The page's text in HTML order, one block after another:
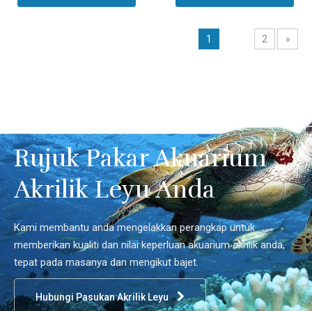
1 2 »
Rujuk Pakar Akuarium
Akrilik Leyu Anda
Kami membantu anda mengelakkan perangkap untuk
memberikan kualiti dan nilai keperluan akuarium akrilik anda,
tepat pada masanya dan mengikut bajet.
Hubungi Pasukan Akrilik Leyu